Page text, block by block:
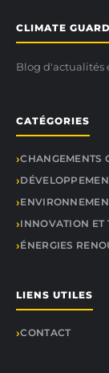
CLIMATE
Blog d'actualités
CATÉGORIES
CHANGEMENTS
INNOVATION ET
ÉNERGIES
LIENS UTILES
CONTACT